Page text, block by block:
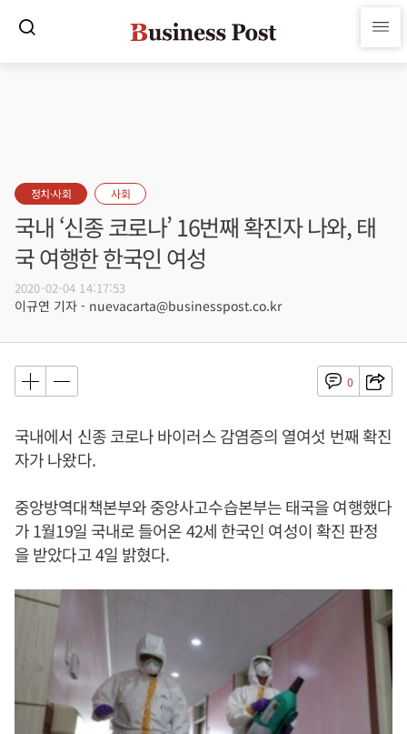
정치·사회 사회
국내 ‘신종 코로나’ 16번째 확진자 나와, 태
국 여행한 한국인 여성
2020-02-04 14:17:53
이규연 기자 - nuevacarta@businesspost.co.kr
0
국내에서 신종 코로나 바이러스 감염증의 열여섯 번째 확진
자가 나왔다.
중앙방역대책본부와 중앙사고수습본부는 태국을 여행했다
가 1월19일 국내로 들어온 42세 한국인 여성이 확진 판정
을 받았다고 4일 밝혔다.